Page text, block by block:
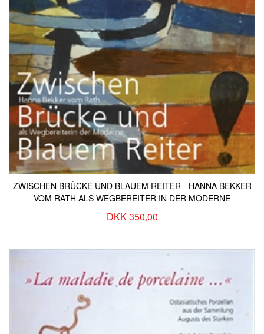
ZWISCHEN BRÜCKE UND BLAUEM REITER - HANNA BEKKER
VOM RATH ALS WEGBEREITER IN DER MODERNE
DKK 350,00